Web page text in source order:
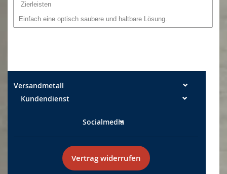
Zierleisten
Einfach eine optisch saubere und haltbare Lösung.
erstellen Ihnen gerne ihr individuelles Angebot. Sie benötigen
besondere Kantungen oder andere Geometrien
info@versandmetall.de
leichten Grat aufweisen. Alle Maße sind, wenn nicht explizit
anders angegeben, Außenmaße!
Versandmetall
Kundendienst
Socialmedia
Vertrag widerrufen